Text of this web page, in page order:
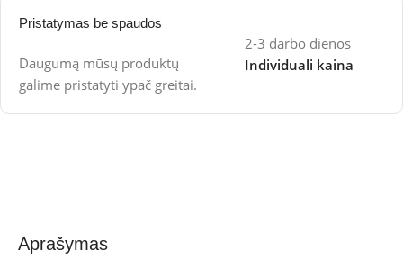
Pristatymas be spaudos
Daugumą mūsų produktų
galime pristatyti ypač greitai.
2-3 darbo dienos
Individuali kaina
Aprašymas